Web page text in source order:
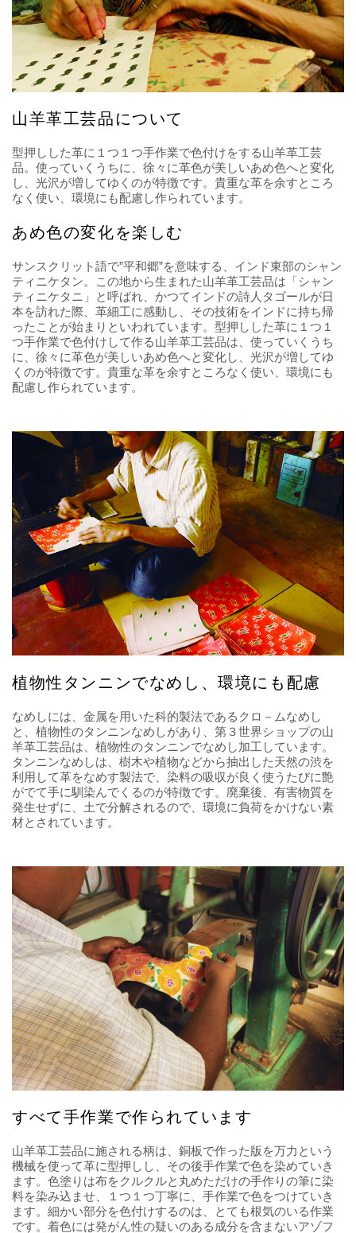
山羊革工芸品について
型押しした革に１つ１つ手作業で色付けをする山羊革工芸
品。使っていくうちに、徐々に革色が美しいあめ色へと変化
し、光沢が増してゆくのが特徴です。貴重な革を余すところ
なく使い、環境にも配慮し作られています。
あめ色の変化を楽しむ
サンスクリット語で”平和郷”を意味する、インド東部のシャン
ティニケタン。この地から生まれた山羊革工芸品は「シャン
ティニケタニ」と呼ばれ、かつてインドの詩人タゴールが日
本を訪れた際、革細工に感動し、その技術をインドに持ち帰
ったことが始まりといわれています。型押しした革に１つ１
つ手作業で色付けして作る山羊革工芸品は、使っていくうち
に、徐々に革色が美しいあめ色へと変化し、光沢が増してゆ
くのが特徴です。貴重な革を余すところなく使い、環境にも
配慮し作られています。
植物性タンニンでなめし、環境にも配慮
なめしには、金属を用いた科的製法であるクロ－ムなめし
と、植物性のタンニンなめしがあり、第３世界ショップの山
羊革工芸品は、植物性のタンニンでなめし加工しています。
タンニンなめしは、樹木や植物などから抽出した天然の渋を
利用して革をなめす製法で、染料の吸収が良く使うたびに艶
がでて手に馴染んでくるのが特徴です。廃棄後、有害物質を
発生せずに、土で分解されるので、環境に負荷をかけない素
材とされています。
すべて手作業で作られています
山羊革工芸品に施される柄は、銅板で作った版を万力という
機械を使って革に型押しし、その後手作業で色を染めていき
ます。色塗りは布をクルクルと丸めただけの手作りの筆に染
料を染み込ませ、１つ１つ丁寧に、手作業で色をつけていき
ます。細かい部分を色付けするのは、とても根気のいる作業
です。着色には発がん性の疑いのある成分を含まないアゾフ